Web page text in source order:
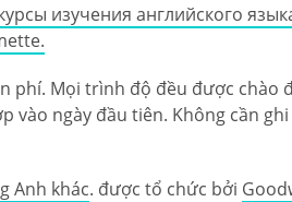
изучения английского
phí. Mọi trình độ đều được
vào ngày đầu tiên. Không cần
Anh khác. được tổ chức bởi